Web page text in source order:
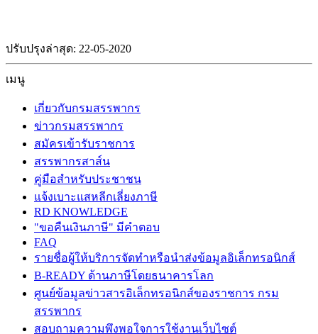
ปรับปรุงล่าสุด: 22-05-2020
เมนู
เกี่ยวกับกรมสรรพากร
ข่าวกรมสรรพากร
สมัครเข้ารับราชการ
สรรพากรสาส์น
คู่มือสำหรับประชาชน
แจ้งเบาะแสหลีกเลี่ยงภาษี
RD KNOWLEDGE
"ขอคืนเงินภาษี" มีคำตอบ
FAQ
รายชื่อผู้ให้บริการจัดทำหรือนำส่งข้อมูลอิเล็กทรอนิกส์
B-READY ด้านภาษีโดยธนาคารโลก
ศูนย์ข้อมูลข่าวสารอิเล็กทรอนิกส์ของราชการ กรม
สรรพากร
สอบถามความพึงพอใจการใช้งานเว็บไซต์